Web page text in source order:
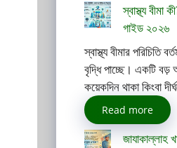
স্বাস্থ্য বীমা
গাইড ২০২৬
স্বাস্থ্য বীমার পরিচিতি
বৃদ্ধি পাচ্ছে। একটি
কয়েকদিন থাকা কিংবা
Read more
জাযাকাল্লাহ